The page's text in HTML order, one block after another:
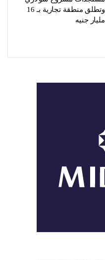
وتطلق منطقة تجارية بـ 16
مليار جنيه